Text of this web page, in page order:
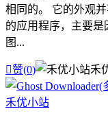
相同的。 它的外观
的应用程序，主要是
图...
赞(0) 禾